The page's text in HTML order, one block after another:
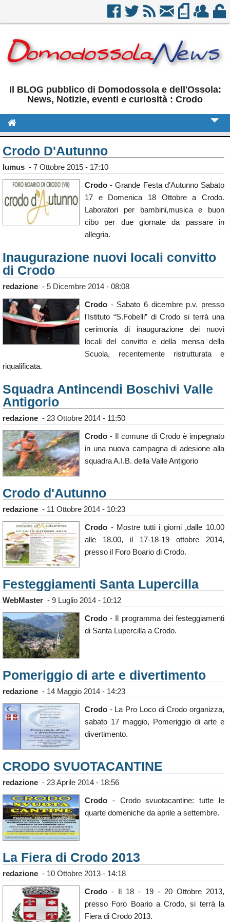
Il BLOG pubblico di Domodossola e dell'Ossola:
News, Notizie, eventi e curiosità : Crodo
Sport
Eventi
Rubriche
Annunci
Crodo D'Autunno
lumus - 7 Ottobre 2015 - 17:10
Crodo - Grande Festa d'Autunno Sabato
17 e Domenica 18 Ottobre a Crodo.
Laboratori per bambini,musica e buon
cibo per due giornate da passare in
allegria.
Inaugurazione nuovi locali convitto
di Crodo
redazione - 5 Dicembre 2014 - 08:08
Crodo - Sabato 6 dicembre p.v. presso
l'Istituto “S.Fobelli” di Crodo si terrà una
cerimonia di inaugurazione dei nuovi
locali del convitto e della mensa della
Scuola, recentemente ristrutturata e
riqualificata.
Squadra Antincendi Boschivi Valle
Antigorio
redazione - 23 Ottobre 2014 - 11:50
Crodo - Il comune di Crodo è impegnato
in una nuova campagna di adesione alla
squadra A.I.B. della Valle Antigorio
Crodo d'Autunno
redazione - 11 Ottobre 2014 - 10:23
Crodo - Mostre tutti i giorni ,dalle 10.00
alle 18.00, il 17-18-19 ottobre 2014,
presso il Foro Boario di Crodo.
Festeggiamenti Santa Lupercilla
WebMaster - 9 Luglio 2014 - 10:12
Crodo - Il programma dei festeggiamenti
di Santa Lupercilla a Crodo.
Pomeriggio di arte e divertimento
redazione - 14 Maggio 2014 - 14:23
Crodo - La Pro Loco di Crodo organizza,
sabato 17 maggio, Pomeriggio di arte e
divertimento.
CRODO SVUOTACANTINE
redazione - 23 Aprile 2014 - 18:56
Crodo - Crodo svuotacantine: tutte le
quarte domeniche da aprile a settembre.
La Fiera di Crodo 2013
redazione - 10 Ottobre 2013 - 14:18
Crodo - Il 18 - 19 - 20 Ottobre 2013,
presso Foro Boario a Crodo, si terrà la
Fiera di Crodo 2013.